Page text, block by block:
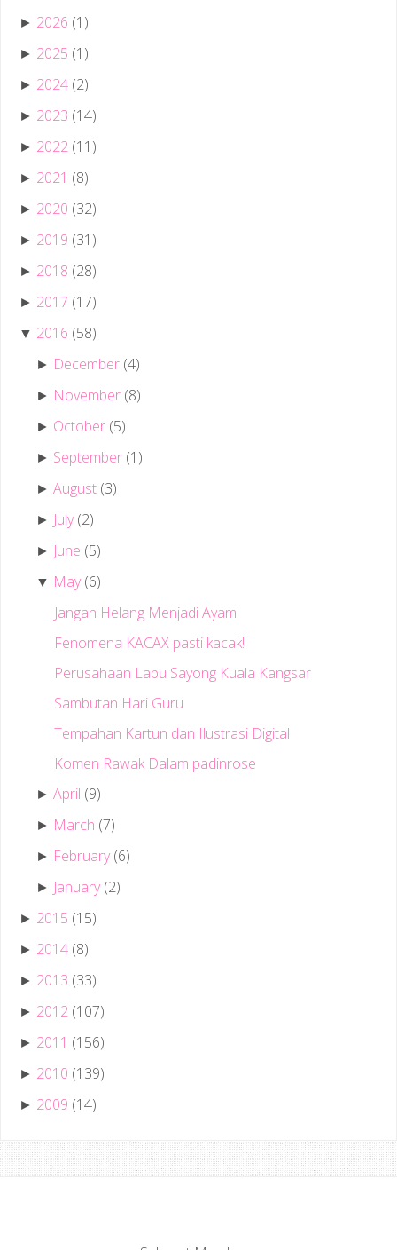
► 2026 (1)
► 2025 (1)
► 2024 (2)
► 2023 (14)
► 2022 (11)
► 2021 (8)
► 2020 (32)
► 2019 (31)
► 2018 (28)
► 2017 (17)
▼ 2016 (58)
► December (4)
► November (8)
► October (5)
► September (1)
►August (3)
► July (2)
► June (5)
▼ May (6)
Jangan Helang Menjadi Ayam
Fenomena KACAX pasti kacak!
Perusahaan Labu Sayong Kuala Kangsar
Sambutan Hari Guru
Tempahan Kartun dan Ilustrasi Digital
Komen Rawak Dalam padinrose
►April (9)
► March (7)
► February (6)
► January (2)
► 2015 (15)
► 2014 (8)
► 2013 (33)
► 2012 (107)
► 2011 (156)
► 2010 (139)
► 2009 (14)